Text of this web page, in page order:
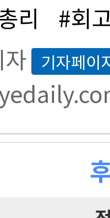
리
#회
기자페이